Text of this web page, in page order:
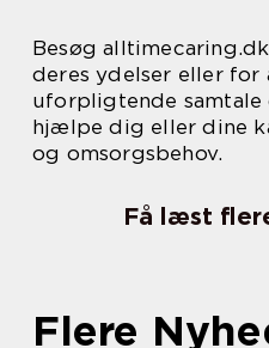
Besøg
deres ydelser eller for
uforpligtende samtale
hjælpe dig eller dine
og omsorgsbehov.
Få læst
Flere